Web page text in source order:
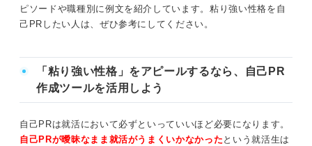
粘り強い性格の自己PRのNG例文
NG例文②具体性がない
NG例文③やみくもに継続していただけ
粘り強い性格はポジティブなアピールをして選考を
ピソードや職種別に例文を紹介しています。粘り強い性格を自
己PRしたい人は、ぜひ参考にしてください。
「粘り強い性格」をアピールするなら、自己PR
作成ツールを活用しよう
自己PRは就活において必ずといっていいほど必要になります。
自己PRが曖昧なまま就活がうまくいかなかった という就活生は
粘り強い人が求められる職種
②研究職
粘り強い性格の自己PRでアピールできる長所